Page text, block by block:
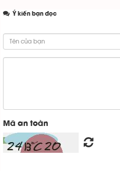
Ý kiến bạn đọc
Mã an toàn